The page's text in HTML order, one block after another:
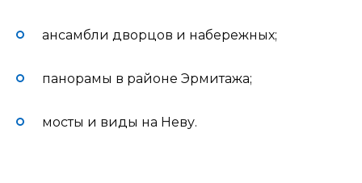
ансамбли дворцов и набережных;
панорамы в районе Эрмитажа;
мосты и виды на Неву.